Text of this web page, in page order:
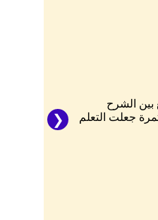
بين الشرح
جعلت التعلم